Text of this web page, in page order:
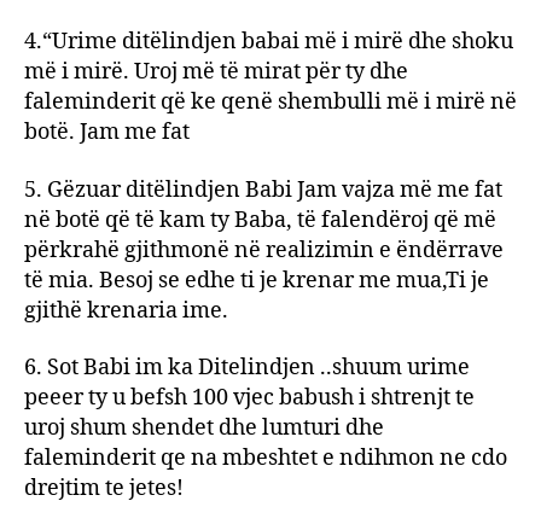
4.“Urime ditëlindjen babai më i mirë dhe shoku
më i mirë. Uroj më të mirat për ty dhe
faleminderit që ke qenë shembulli më i mirë në
botë. Jam me fat
5. Gëzuar ditëlindjen Babi Jam vajza më me fat
në botë që të kam ty Baba, të falendëroj që më
përkrahë gjithmonë në realizimin e ëndërrave
të mia. Besoj se edhe ti je krenar me mua,Ti je
gjithë krenaria ime.
6. Sot Babi im ka Ditelindjen ..shuum urime
peeer ty u befsh 100 vjec babush i shtrenjt te
uroj shum shendet dhe lumturi dhe
faleminderit qe na mbeshtet e ndihmon ne cdo
drejtim te jetes!